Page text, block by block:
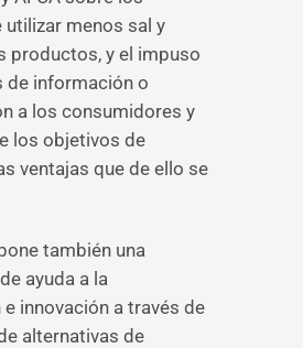
utilizar menos sal y
productos, y el impuso
de información o
a los consumidores y
los objetivos de
ventajas que de ello se
también una
ayuda a la
innovación a través de
alternativas de